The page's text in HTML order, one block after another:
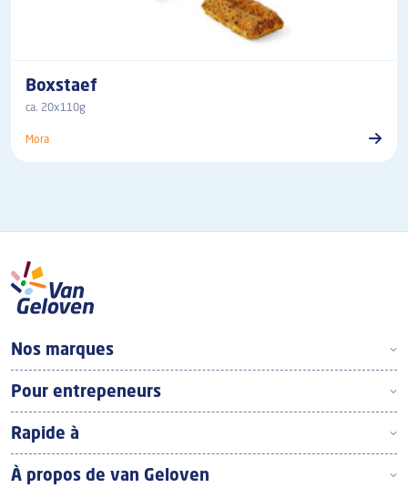
Boxstaef
ca. 20x110g
Mora
Footer Top Frans
Nos marques
Pour entrepeneurs
Rapide à
À propos de van Geloven